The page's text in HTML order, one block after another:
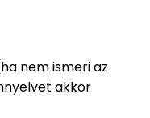
nem ismeri az
akkor